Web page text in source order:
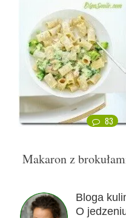
83
Makaron z
Bloga
O